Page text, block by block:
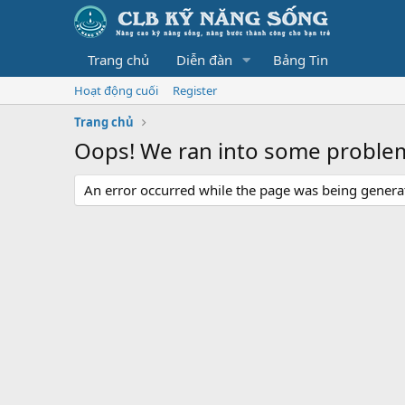
Trang chủ Diễn đàn Bảng Tin
Hoạt động cuối
Register
Trang chủ
Oops! We ran into some
An error occurred while the page was being